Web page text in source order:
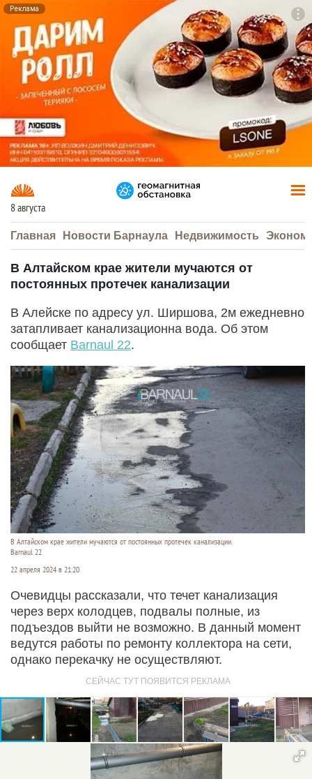
Реклама
8 августа
Главная Новости Барнаула Недвижимость
В Алтайском крае жители мучаются от
постоянных протечек канализации
В Алейске по адресу ул. Ширшова, 2м ежедневно
затапливает канализационна вода. Об этом
сообщает Barnaul 22.
В Алтайском крае жители мучаются от постоянных протечек канализации.
Barnaul 22
22 апреля 2024 в 21:20
Очевидцы рассказали, что течет канализация
через верх колодцев, подвалы полные, из
подъездов выйти не возможно. В данный момент
ведутся работы по ремонту коллектора на сети,
однако перекачку не осуществляют.